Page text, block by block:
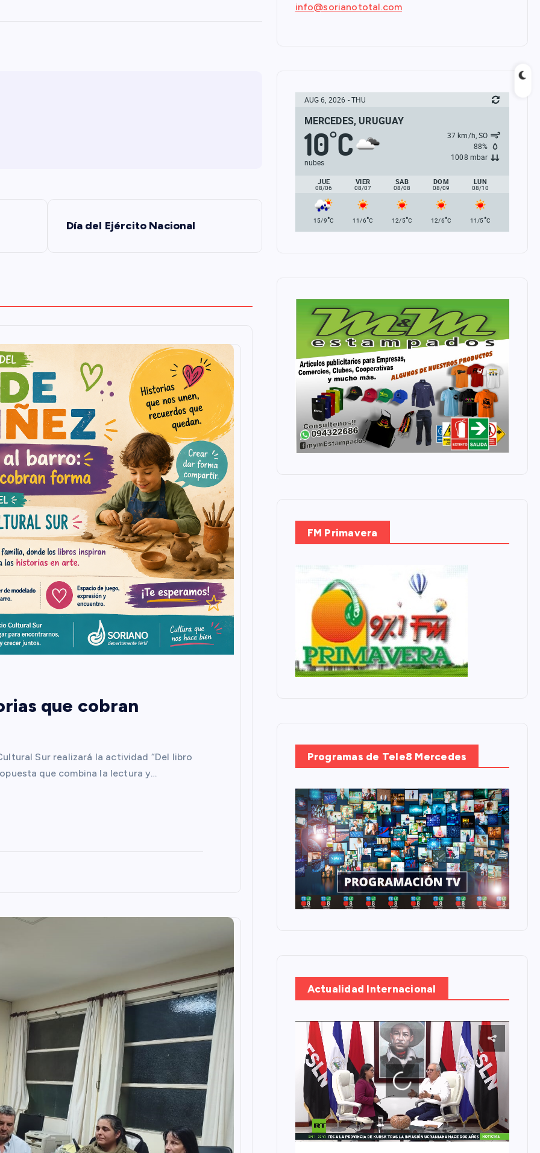
Día del Ejército Nacional
que cobran
Sur realizará la actividad “Del libro
que combina la lectura y…
info@sorianototal.com
AUG 6, 2026 - THU
MERCEDES, URUGUAY
10°C
nubes
37 km/h, SO
88%
1008 mbar
JUE
08/06
VIER
08/07
SAB
08/08
DOM
08/09
LUN
08/10
15/9°C 11/6°C 12/5°C 12/6°C 11/5°C
FM Primavera
Programas de Tele8 Mercedes
Actualidad Internacional